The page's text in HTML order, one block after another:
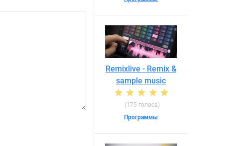
Remixlive - Remix &
sample music
(175 голоса)
Программы